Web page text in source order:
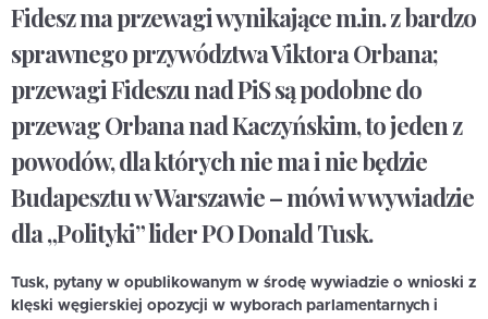
Fidesz ma przewagi wynikające m.in. z bardzo
sprawnego przywództwa Viktora Orbana;
przewagi Fideszu nad PiS są podobne do
przewag Orbana nad Kaczyńskim, to jeden z
powodów, dla których nie ma i nie będzie
Budapesztu w Warszawie – mówi w wywiadzie
dla „Polityki” lider PO Donald Tusk.
Tusk, pytany w opublikowanym w środę wywiadzie o wnioski z
klęski węgierskiej opozycji w wyborach parlamentarnych i